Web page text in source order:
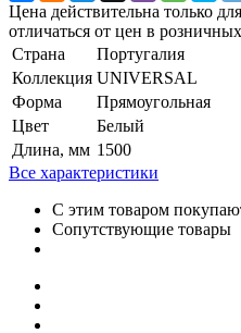
Цена действительна только
отличаться от цен в
Страна
Португалия
Коллекция UNIVERSAL
Форма
Прямоугольная
Цвет
Белый
Длина, мм 1500
Все характеристики
С этим товаром
Сопутствующие товары